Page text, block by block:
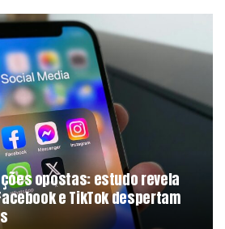
opostas: estudo revela
e TikTok despertam